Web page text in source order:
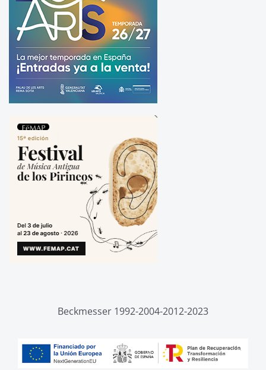
Beckmesser 1992-2004-2012-2023